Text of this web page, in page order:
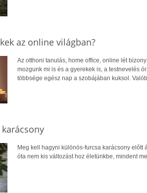
az online világban?
Az otthoni tanulás, home office, online lét
mozgunk mi is és a gyerekek is, a testnevelés
többsége egész nap a szobájában kuksol.
Meg kell hagyni különös-furcsa karácsony előtt
óta nem kis változást hoz életünkbe, mindent